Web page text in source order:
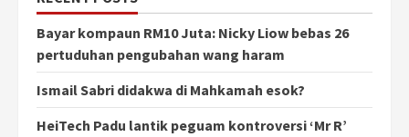
Bayar kompaun RM10 Juta: Nicky Liow bebas 26
pertuduhan pengubahan wang haram
Ismail Sabri didakwa di Mahkamah esok?
HeiTech Padu lantik peguam kontroversi ‘Mr R’